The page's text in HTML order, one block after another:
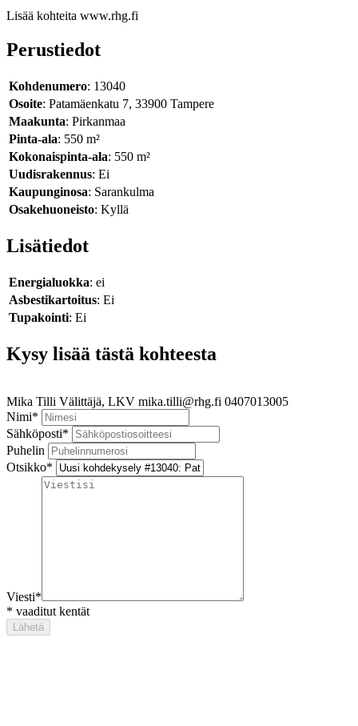
Lisää kohteita www.rhg.fi
Perustiedot
Kohdenumero: 13040
Osoite: Patamäenkatu 7, 33900 Tampere
Maakunta: Pirkanmaa
Pinta-ala: 550 m²
Kokonaispinta-ala: 550 m²
Uudisrakennus: Ei
Kaupunginosa: Sarankulma
Osakehuoneisto: Kyllä
Lisätiedot
Energialuokka: ei
Asbestikartoitus: Ei
Tupakointi: Ei
Kysy lisää tästä kohteesta
Mika Tilli Välittäjä, LKV mika.tilli@rhg.fi 0407013005
Nimi*
Sähköposti*
Puhelin
Otsikko*
Viesti*
* vaaditut kentät